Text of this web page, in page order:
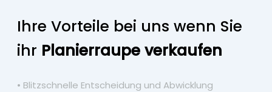
Ihre Vorteile bei uns wenn Sie
ihr Planierraupe verkaufen
• Blitzschnelle Entscheidung und Abwicklung